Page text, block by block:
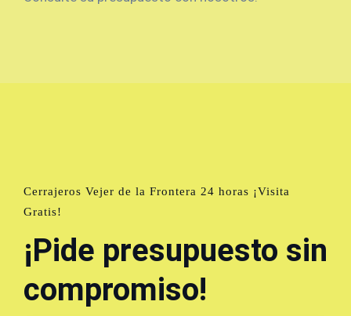
Cerrajeros Vejer de la Frontera 24 horas ¡Visita
Gratis!
¡Pide presupuesto sin
compromiso!